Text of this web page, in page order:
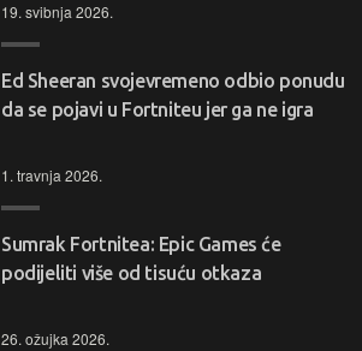
19. svibnja 2026.
Ed Sheeran svojevremeno odbio ponudu
da se pojavi u Fortniteu jer ga ne igra
1. travnja 2026.
Sumrak Fortnitea: Epic Games će
podijeliti više od tisuću otkaza
26. ožujka 2026.